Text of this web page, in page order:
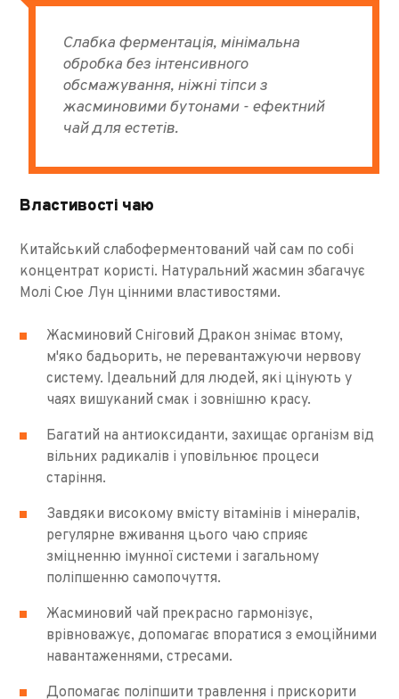
Слабка ферментація, мінімальна
обробка без інтенсивного
обсмажування, ніжні тіпси з
жасминовими бутонами - ефектний
чай для естетів.
Властивості чаю
Китайський слабоферментований чай сам по собі
концентрат користі. Натуральний жасмин збагачує
Молі Сюе Лун цінними властивостями.
Жасминовий Сніговий Дракон знімає втому,
м'яко бадьорить, не перевантажуючи нервову
систему. Ідеальний для людей, які цінують у
чаях вишуканий смак і зовнішню красу.
Багатий на антиоксиданти, захищає організм від
вільних радикалів і уповільнює процеси
старіння.
Завдяки високому вмісту вітамінів і мінералів,
регулярне вживання цього чаю сприяє
зміцненню імунної системи і загальному
поліпшенню самопочуття.
Жасминовий чай прекрасно гармонізує,
врівноважує, допомагає впоратися з емоційними
навантаженнями, стресами.
Допомагає поліпшити травлення і прискорити